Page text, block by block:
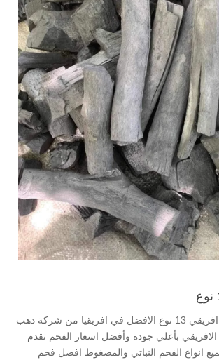
تصدير وتصدير فحم افريقي 13 نوع الافضل في افريقيا من شركة دهب
الافريقي بأعلي جودة وأفضل اسعار الفحم تقدم
انواع الفحم النباتي والمضغوط افضل فحم